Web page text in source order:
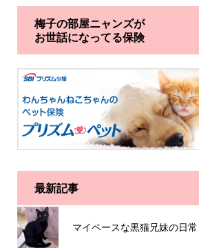
梅子の部屋ニャンズが
お世話になってる保険
最新記事
マイペースな黒猫兄妹の日常